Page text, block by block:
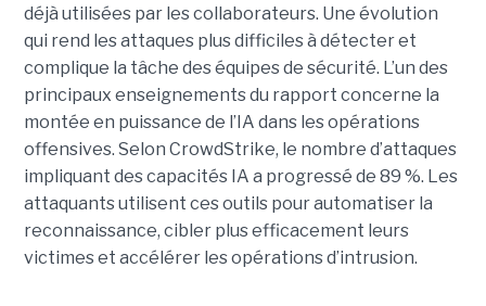
déjà utilisées par les collaborateurs. Une évolution
qui rend les attaques plus difficiles à détecter et
complique la tâche des équipes de sécurité. L’un des
principaux enseignements du rapport concerne la
montée en puissance de l’IA dans les opérations
offensives. Selon CrowdStrike, le nombre d’attaques
impliquant des capacités IA a progressé de 89 %. Les
attaquants utilisent ces outils pour automatiser la
reconnaissance, cibler plus efficacement leurs
victimes et accélérer les opérations d’intrusion.